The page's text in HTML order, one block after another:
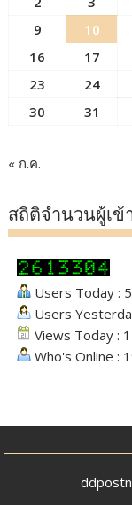
9
10
16
17
23
24
30
31
« ก.ค.
สถิติจำนวนผู้เข้
Users Today :
Users
Views Today :
Who's Online :